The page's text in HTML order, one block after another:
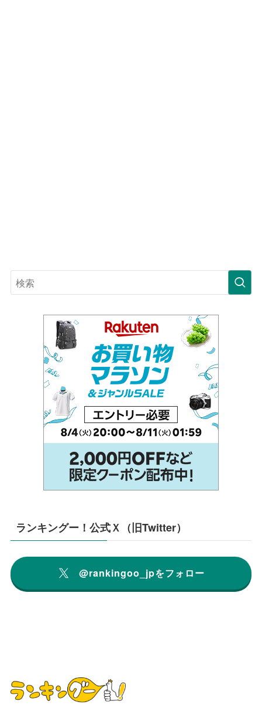
ランキングー！公式Ｘ（旧Twitter）
@rankingoo_jpをフォロー